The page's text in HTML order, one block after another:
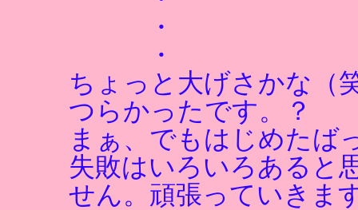
・
・
ちょっと大げさかな（
つらかったです。？
まぁ、でもはじめたば
失敗はいろいろあると
せん。頑張っていきま